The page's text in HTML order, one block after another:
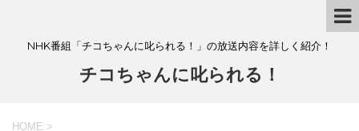
NHK番組「チコちゃんに叱られる！」の放送内容を詳しく紹介！
チコちゃんに叱られる！
HOME >